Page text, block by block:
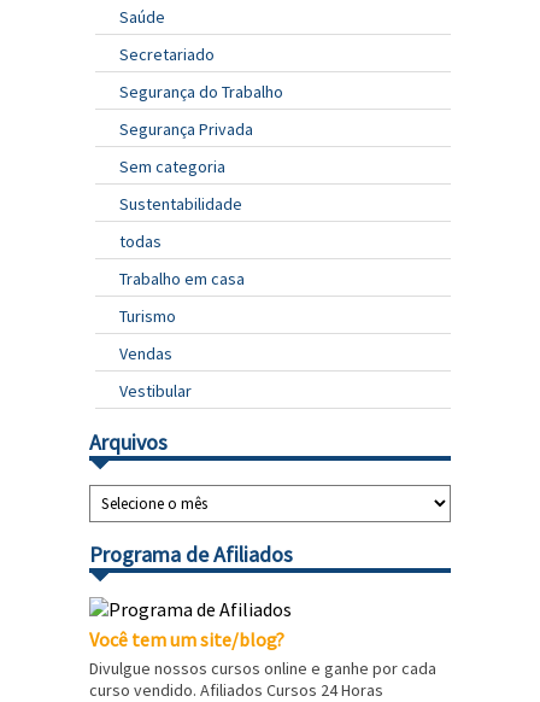
Saúde
Secretariado
Segurança do Trabalho
Segurança Privada
Sem categoria
Sustentabilidade
todas
Trabalho em casa
Turismo
Vendas
Vestibular
Arquivos
Programa de Afiliados
Você tem um site/blog?
Divulgue nossos cursos online e ganhe por cada
curso vendido. Afiliados Cursos 24 Horas